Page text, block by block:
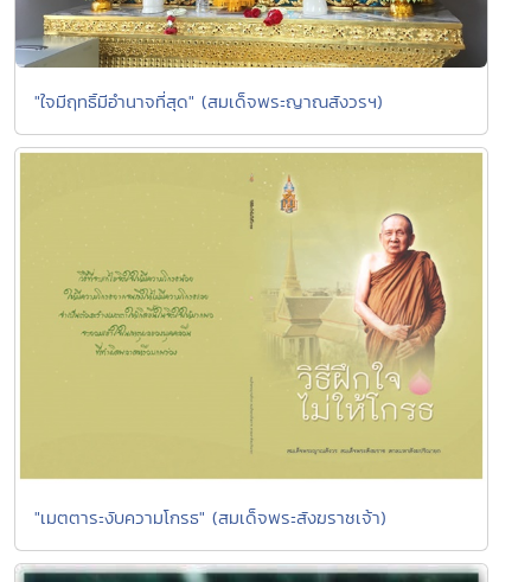
"ใจมีฤทธิ์มีอำนาจที่สุด" (สมเด็จพระญาณสังวรฯ)
"เมตตาระงับความโกรธ" (สมเด็จพระสังฆราชเจ้า)